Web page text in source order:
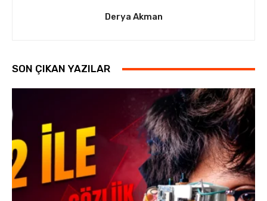
Derya Akman
SON ÇIKAN YAZILAR